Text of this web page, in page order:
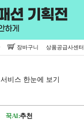
장바구니 상품공급사센터
서비스 한눈에 보기
꾹AI:추천